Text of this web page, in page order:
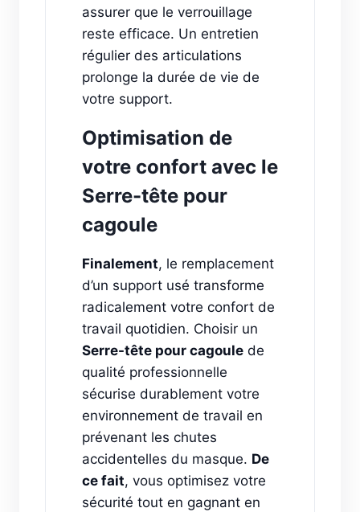
assurer que le verrouillage
reste efficace. Un entretien
régulier des articulations
prolonge la durée de vie de
votre support.
Optimisation de
votre confort avec le
Serre-tête pour
cagoule
Finalement, le remplacement
d’un support usé transforme
radicalement votre confort de
travail quotidien. Choisir un
Serre-tête pour cagoule de
qualité professionnelle
sécurise durablement votre
environnement de travail en
prévenant les chutes
accidentelles du masque. De
ce fait, vous optimisez votre
sécurité tout en gagnant en